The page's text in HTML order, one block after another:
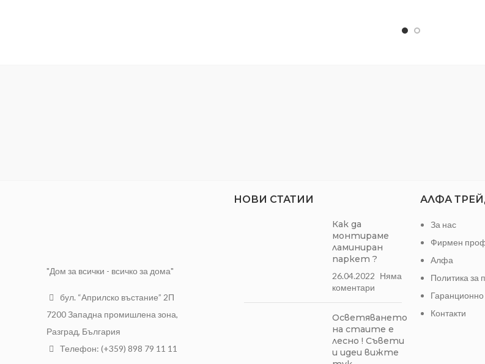
"Дом за всички - всичко за дома"
бул. “Априлско въстание” 2П
7200 Западна промишлена зона,
Разград, България
Телефон: (+359) 898 79 11 11
НОВИ СТАТИИ
Как да
монтираме
ламиниран
паркет ?
26.04.2022 Няма
коментари
Осветяването
на стаите е
лесно ! Съвети
и идеи вижте
АЛФА
За нас
Фирмен
Алфа
Политика за
Контакти